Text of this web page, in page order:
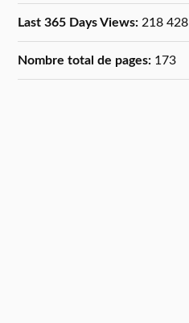
Last 365 Days Views: 218 428
Nombre total de pages: 173